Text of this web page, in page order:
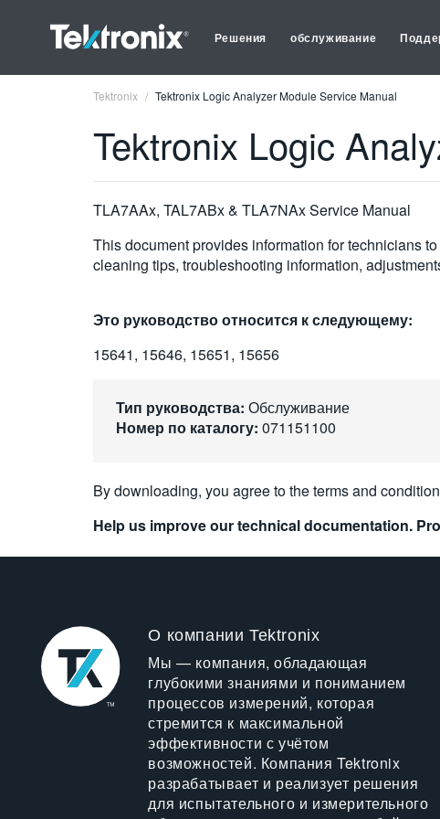
Решения обслуживание
Tektronix Tektronix Logic Analyzer Module Service Manual
Tektronix Logic
TLA7AAx, TAL7ABx & TLA7NAx Service Manual
This document provides information for technicians
cleaning tips, troubleshooting information,
Это руководство относится к следующему:
15641, 15646, 15651, 15656
Тип руководства: Обслуживание
Номер по каталогу: 071151100
By downloading, you agree to the terms and
Help us improve our technical documentation.
О компании Tektronix
Мы — компания, обладающая
глубокими знаниями и пониманием
процессов измерений, которая
стремится к максимальной
эффективности с учётом
возможностей. Компания Tektronix
разрабатывает и реализует решения
для испытательного и измерительного